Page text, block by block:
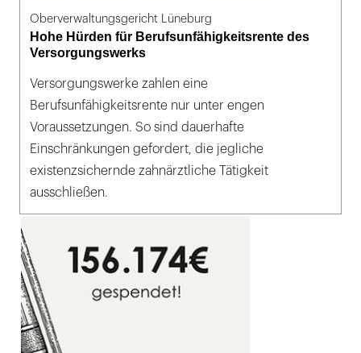
Oberverwaltungsgericht Lüneburg
Hohe Hürden für Berufsunfähigkeitsrente des
Versorgungswerks
Versorgungswerke zahlen eine
Berufsunfähigkeitsrente nur unter engen
Voraussetzungen. So sind dauerhafte
Einschränkungen gefordert, die jegliche
existenzsichernde zahnärztliche Tätigkeit
ausschließen.